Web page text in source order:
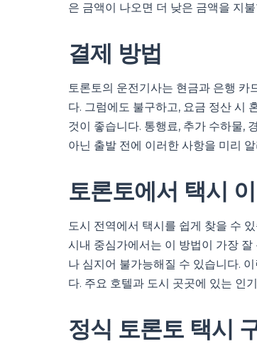
은 금액이 나오면 더 낮은 금액을 지
결제 방법
토론토의 운전기사는 현금과 은행 카
다. 그럼에도 불구하고, 요금 정산 시
것이 좋습니다. 통행료, 추가 수하물,
아닌 출발 전에 이러한 사항을 미리
토론토에서 택시
도시 전역에서 택시를 쉽게 찾을 수
시내 중심가에서는 이 방법이 가장
나 심지어 불가능해질 수 있습니다.
다. 주요 호텔과 도시 곳곳에 있는 인
정식 토론토 택시